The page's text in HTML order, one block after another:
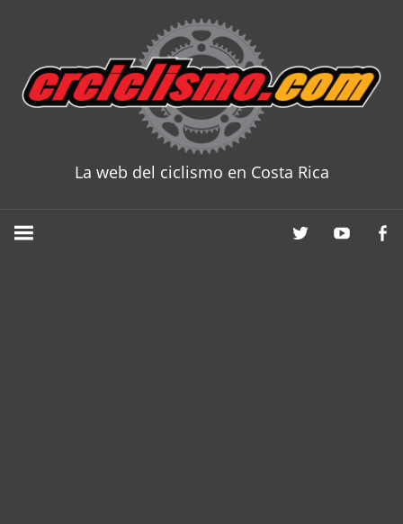
content
La web del ciclismo en Costa Rica